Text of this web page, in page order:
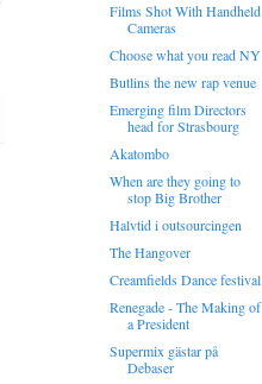
Films Shot With Handheld
Cameras
Choose what you read NY
Butlins the new rap venue
Emerging film Directors
head for Strasbourg
Akatombo
When are they going to
stop Big Brother
Halvtid i outsourcingen
The Hangover
Creamfields Dance festival
Renegade - The Making of
a President
Supermix gästar på
Debaser